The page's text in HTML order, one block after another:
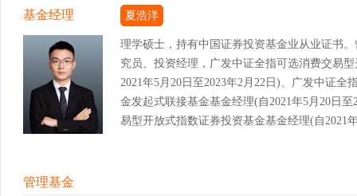
基金经理 夏浩洋
理学硕士，持有中国证券投资基金业从业证书
究员、投资经理，广发中证全指可选消费交易
2021年5月20日至2023年2月22日)、广发中证
金发起式联接基金基金经理(自2021年5月20日
易型开放式指数证券投资基金基金经理(自2021
管理基金